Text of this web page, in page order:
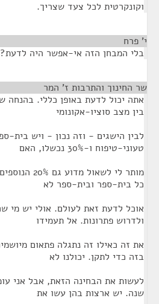
וקונקרטית לכל צעד שצריך.
י' פרח
בלי המבחן הזה אי-אפשר היה לדעת?
שר החינוך והתרבות ז' המר
אתה יכול לדעת באופן כללי. בהנחה
בין מצב סוציו-אקונומי
טעוני-טיפוח ו-30% נכשלו, האם
מותר לי
כל בית-ספר ובית-ספר לא
אוכל לדעת זאת לעולם. אולי יש מי
ולדרוש פתרונות. אל תעמידו
את זה כאילו זה נתגלה פתאום
בזה כדי לתקן. יכולנו לא
לעשות את הבחינה הזאת, אבל אני
שנה. יש ארצות בהן עשו את